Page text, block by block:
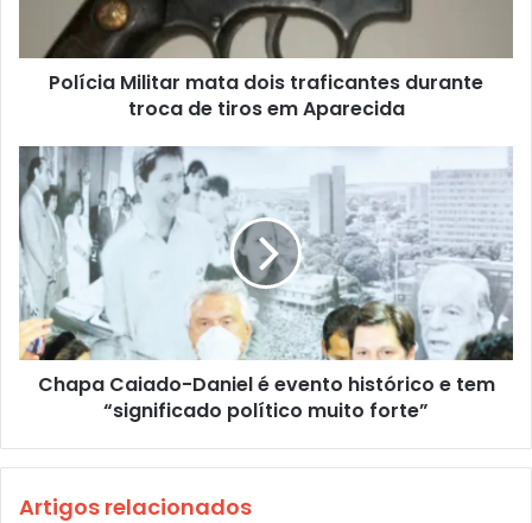
Polícia Militar mata dois traficantes durante
troca de tiros em Aparecida
Chapa Caiado-Daniel é evento histórico e tem
“significado político muito forte”
Artigos relacionados